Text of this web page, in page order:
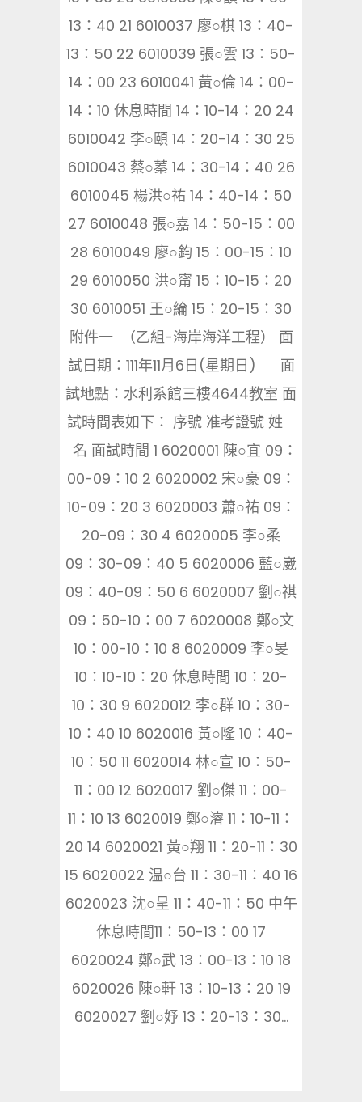
13：40 21 6010037 廖○棋 13：40-
13：50 22 6010039 張○雲 13：50-
14：00 23 6010041 黃○倫 14：00-
14：10 休息時間 14：10-14：20 24
6010042 李○頤 14：20-14：30 25
6010043 蔡○蓁 14：30-14：40 26
6010045 楊洪○祐 14：40-14：50
27 6010048 張○嘉 14：50-15：00
28 6010049 廖○鈞 15：00-15：10
29 6010050 洪○甯 15：10-15：20
30 6010051 王○綸 15：20-15：30
附件一 （乙組-海岸海洋工程） 面
試日期：111年11月6日(星期日) 面
試地點：水利系館三樓4644教室 面
試時間表如下： 序號 准考證號 姓
名 面試時間 1 6020001 陳○宜 09：
00-09：10 2 6020002 宋○豪 09：
10-09：20 3 6020003 蕭○祐 09：
20-09：30 4 6020005 李○柔
09：30-09：40 5 6020006 藍○崴
09：40-09：50 6 6020007 劉○祺
09：50-10：00 7 6020008 鄭○文
10：00-10：10 8 6020009 李○旻
10：10-10：20 休息時間 10：20-
10：30 9 6020012 李○群 10：30-
10：40 10 6020016 黃○隆 10：40-
10：50 11 6020014 林○宣 10：50-
11：00 12 6020017 劉○傑 11：00-
11：10 13 6020019 鄭○濬 11：10-11：
20 14 6020021 黃○翔 11：20-11：30
15 6020022 温○台 11：30-11：40 16
6020023 沈○呈 11：40-11：50 中午
休息時間11：50-13：00 17
6020024 鄭○武 13：00-13：10 18
6020026 陳○軒 13：10-13：20 19
6020027 劉○妤 13：20-13：30...